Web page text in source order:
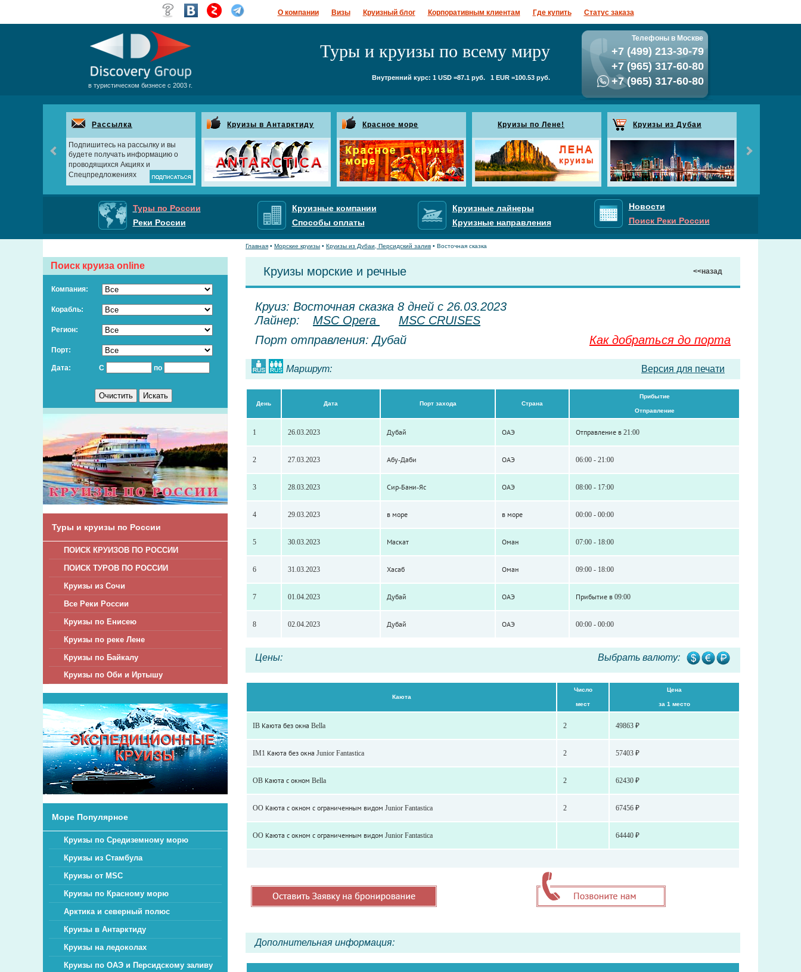
О компании Визы Круизный блог Корпоративным клиентам Где купить Статус заказа
в туристическом бизнесе с 2003 г.
Туры и круизы по всему миру
Внутренний курс: 1 USD =87.1 руб. 1 EUR =100.53 руб.
Телефоны в Москве
+7 (499) 213-30-79
+7 (965) 317-60-80
+7 (965) 317-60-80
Рассылка
Подпишитесь на рассылку и вы
будете получать информацию о
проводящихся Акциях и
Спецпредложениях
Круизы в Антарктиду Красное море Круизы по Лене! Круизы из Дубаи
Подпишитесь
будете
Туры по России
Реки России
Круизные компании
Способы оплаты
Круизные лайнеры
Круизные направления
Новости
Поиск Реки России
Поиск круиза online
Компания:
Корабль:
Регион:
Порт:
Дата: С по
Туры и круизы по России
ПОИСК КРУИЗОВ ПО РОССИИ
ПОИСК ТУРОВ ПО РОССИИ
Круизы из Сочи
Все Реки России
Круизы по Енисею
Круизы по реке Лене
Круизы по Байкалу
Круизы по Оби и Иртышу
Море Популярное
Круизы по Средиземному морю
Круизы из Стамбула
Круизы от MSC
Круизы по Красному морю
Арктика и северный полюс
Круизы в Антарктиду
Круизы на ледоколах
Круизы по ОАЭ и Персидскому заливу
Главная • Морские круизы • Круизы из Дубаи, Персидский залив • Восточная сказка
Круизы морские и речные <<назад
Круиз: Восточная сказка 8 дней с 26.03.2023
Лайнер:
MSC Opera
MSC CRUISES
Порт отправления: Дубай
Как добраться до порта
Маршрут: Версия для печати
День Дата Порт захода Страна
Прибытие
Отправление
1 26.03.2023 Дубай ОАЭ Отправление в 21:00
2 27.03.2023 Абу-Даби ОАЭ 06:00 - 21:00
3 28.03.2023 Сир-Бани-Яс ОАЭ 08:00 - 17:00
4 29.03.2023 в море в море 00:00 - 00:00
5 30.03.2023 Маскат Оман 07:00 - 18:00
6 31.03.2023 Хасаб Оман 09:00 - 18:00
7 01.04.2023 Дубай ОАЭ Прибытие в 09:00
8 02.04.2023 Дубай ОАЭ 00:00 - 00:00
Цены: Выбрать валюту:
Каюта
Число
мест
Цена
за 1 место
IB Каюта без окна Bella 2 49863 ₽
IM1 Каюта без окна Junior Fantastica 2 57403 ₽
OB Каюта с окном Bella 2 62430 ₽
OO Каюта с окном с ограниченным видом Junior Fantastica 2 67456 ₽
OO Каюта с окном с ограниченным видом Junior Fantastica 64440 ₽
Дополнительная информация: